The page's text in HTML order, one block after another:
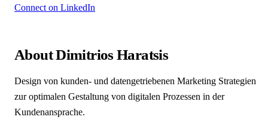
Connect on LinkedIn
About Dimitrios Haratsis
Design von kunden- und datengetriebenen Marketing Strategien
zur optimalen Gestaltung von digitalen Prozessen in der
Kundenansprache.